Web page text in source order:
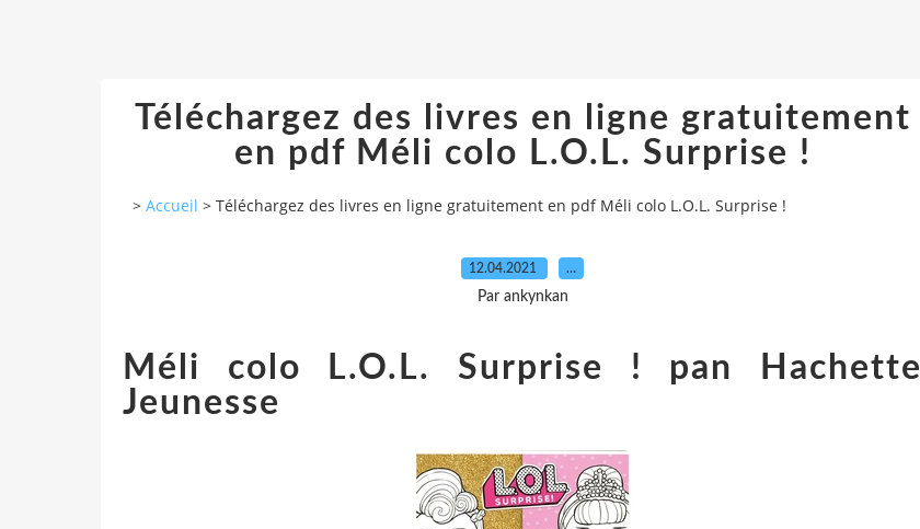
Téléchargez des livres en ligne gratuitement
en pdf Méli colo L.O.L. Surprise !
> Accueil > Téléchargez des livres en ligne gratuitement en pdf Méli colo L.O.L. Surprise !
12.04.2021 …
Par ankynkan
Méli colo L.O.L. Surprise ! pan Hachette
Jeunesse